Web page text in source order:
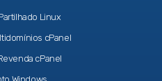
Linux
cPanel
cPanel